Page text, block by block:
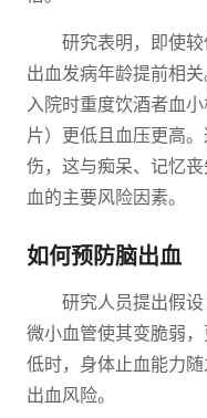
研究表明，即使
出血发病年龄提前相
入院时重度饮酒者血
片）更低且血压更高
伤，这与痴呆、记忆
血的主要风险因素。
如何预防脑出血
研究人员提出假
微小血管使其变脆弱
低时，身体止血能力
出血风险。